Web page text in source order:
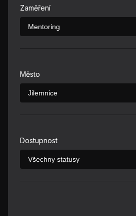
Zaměření
Město
Dostupnost